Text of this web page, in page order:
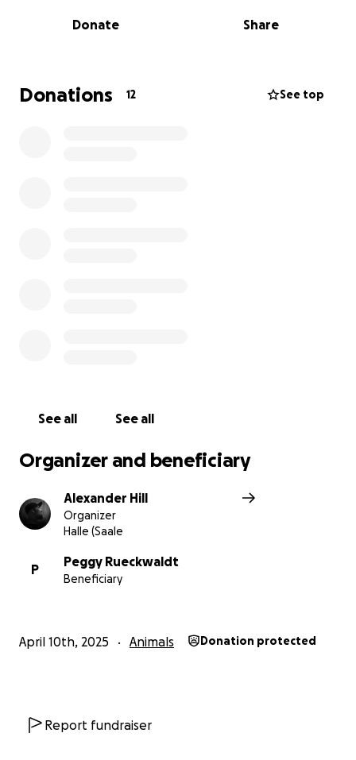
trage ich größtenteils aus eigener Tasche. Die
und ich wäre sehr dankbar für finanzielle
Unterstützung durch Spenden.
Donate Share
Donations 12 See top
See all See all
Organizer and beneficiary
Alexander Hill
Organizer
Halle (Saale
P
Peggy Rueckwaldt
Beneficiary
April 10th, 2025 Animals Donation protected
Report fundraiser